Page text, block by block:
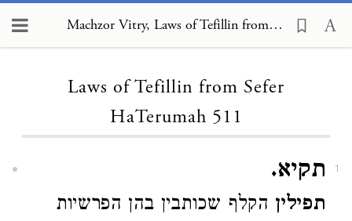
Machzor Vitry, Laws of Tefillin from Sefer HaTerumah 511
Laws of Tefillin from Sefer
HaTerumah 511
1 תקיא.
תפילין הקלף שכותבין בהן הפרשיות